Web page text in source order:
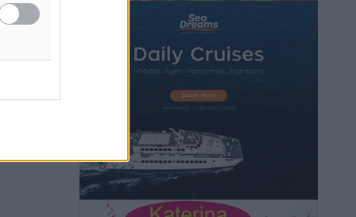
πριν 2 ώρες
Ρόδος: «Βουλιάζει» από τουρίστες –
Πάνω από 1 εκατ. επιβάτες και 55
κρουαζιερόπλοια
πριν 2 ώρες
Γ’ Εθνική Κατηγορία: Οι ημερομηνίες
των αγωνιστικών της κανονικής
Αθλητικά• πριν 7 ώρες